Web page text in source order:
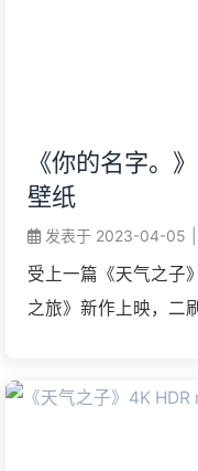
《你的名字。
壁纸
发表于 2023-04-05
受上一篇《天气之子
之旅》新作上映，二